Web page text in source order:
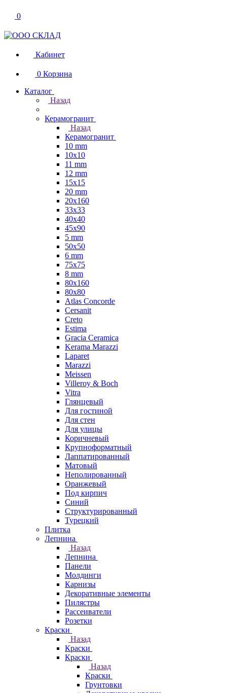
0
Кабинет
0 Корзина
Каталог
Назад
Керамогранит
Назад
Керамогранит
10 mm
10x10
11 mm
12 mm
15x15
20 mm
20х160
33x33
40х40
45x90
5 mm
50x50
6 mm
75х75
8 mm
80x160
80x80
Atlas Concorde
Cersanit
Creto
Estima
Gracia Ceramica
Kerama Marazzi
Laparet
Marazzi
Meissen
Villeroy & Boch
Vitra
Глянцевый
Для гостиной
Для стен
Для улицы
Коричневый
Крупноформатный
Лаппатированный
Матовый
Неполированный
Оранжевый
Под кирпич
Синий
Структурированный
Турецкий
Плитка
Лепнина
Назад
Лепнина
Панели
Молдинги
Карнизы
Декоративные элементы
Пилястры
Рассеиватели
Розетки
Краски
Назад
Краски
Краски
Назад
Краски
Грунтовки